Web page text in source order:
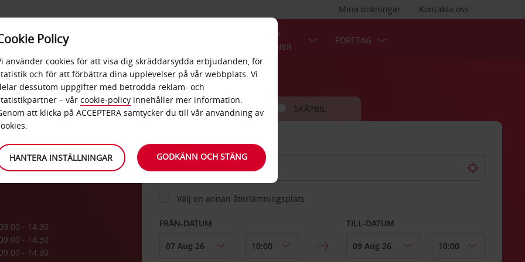
Kontakta oss
Mina bokningar
ERBJUDANDEN
POPULÄRA
DESTINATIONER
FÖRETAG
Le
09:00 - 14:30
09:00 - 14:30
09:00 - 14:30
BIL SKÅPBIL
HÄMTA FRÅN
Välj en annan återlämningsplats
FRÅN-DATUM TILL-DATUM
Policy
använder cookies för att visa dig skräddarsydda erbjudanden, för
och för att förbättra dina upplevelser på vår webbplats. Vi
dessutom uppgifter med betrodda reklam- och
– vår cookie-policy innehåller mer information.
att klicka på ACCEPTERA samtycker du till vår användning av
HANTERA INSTÄLLNINGAR GODKÄNN OCH STÄNG